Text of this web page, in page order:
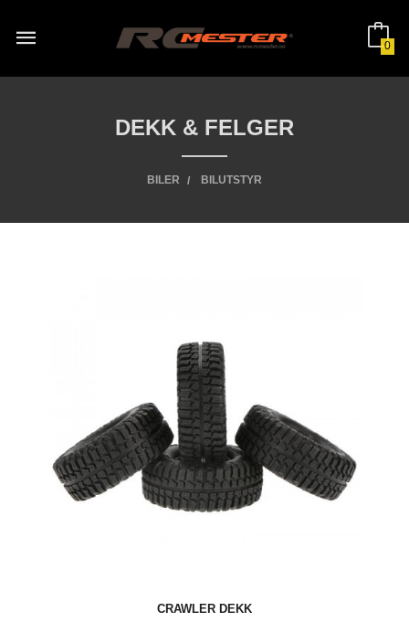
innholdet
0
DEKK & FELGER
BILER BILUTSTYR
CRAWLER DEKK